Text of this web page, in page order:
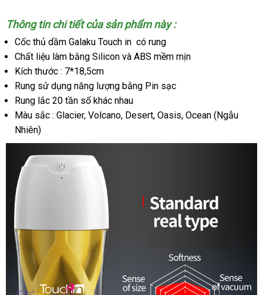
Sướng
Galaku
Touch
Công
Nghệ
Nhật
Giúp
Bạn
Vui
Thông tin chi tiếtrẻ
nhất
của sản phẩm này :
Cốc thủ dầm Galaku Touch in có rung
Chất liệu làm bằng Silicon nơi
và ABS mềm mịn
Kích thước : 7*18,5cm
Rung sử dụng năng lượng bằng Pin sạc
Rung lắc 20 tần số khác nhau
Màu sắc : Glacier, Volcano, Desert, Oasis, Ocean (Ngẫu
Nhiên)